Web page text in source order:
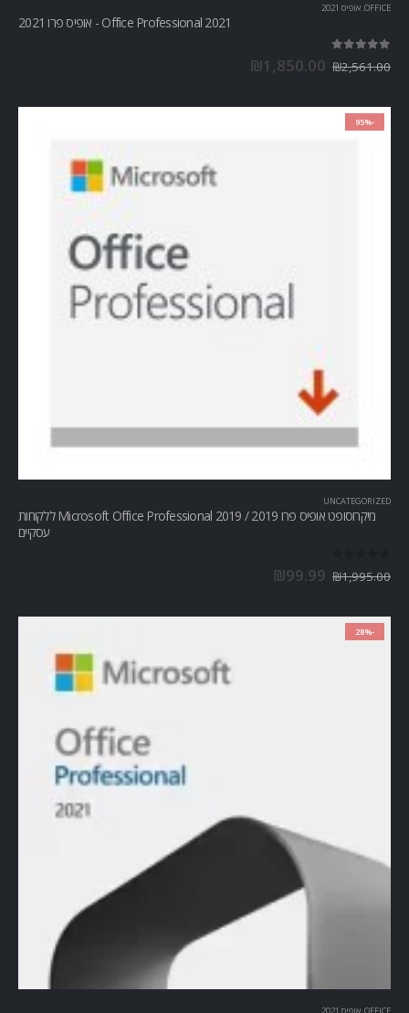
OFFICE
, אופיס 2021
Office Professional 2021 - אופיס פרו 2021
₪2,561.00
₪1,850.00
-95%
UNCATEGORIZED
מיקרוסופט אופיס פרו Microsoft Office Professional 2019 / 2019 ללקוחות
עסקיים
₪1,995.00
₪99.99
-28%